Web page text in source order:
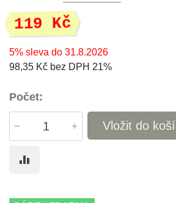
119 Kč
5% sleva do 31.8.2026
98,35 Kč bez DPH 21%
Počet:
Vložit do